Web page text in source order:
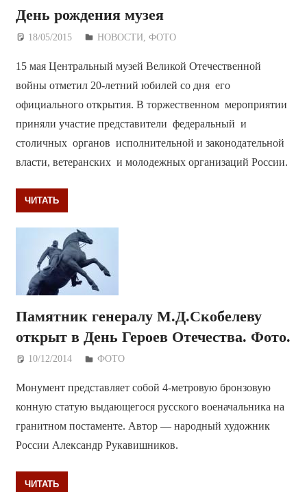
День рождения музея
18/05/2015 Дежурный по Редакции
НОВОСТИ ,ФОТО
15 мая Центральный музей Великой Отечественной
войны отметил 20-летний юбилей со дня его
официального открытия. В торжественном мероприятии
приняли участие представители федеральный и
столичных органов исполнительной и законодательной
власти, ветеранских и молодежных организаций России.
ЧИТАТЬ
Памятник генералу М.Д.Скобелеву
открыт в День Героев Отечества. Фото.
10/12/2014 Дежурный по Редакции
ФОТО
Монумент представляет собой 4-метровую бронзовую
конную статую выдающегося русского военачальника на
гранитном постаменте. Автор — народный художник
России Александр Рукавишников.
ЧИТАТЬ